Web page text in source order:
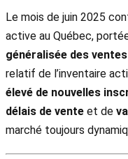
Le mois de juin 2025
active au Québec,
généralisée des
relatif de l’inventaire
élevé de nouvelles
délais de vente et de
marché toujours